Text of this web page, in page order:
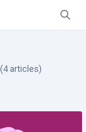
(4 articles)